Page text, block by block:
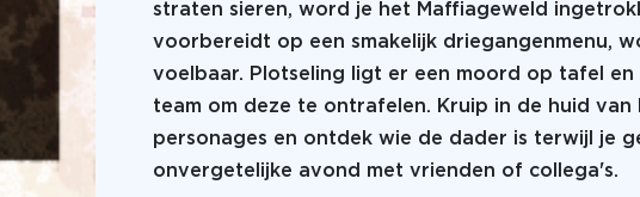
straten sieren, word je het Maffiageweld
voorbereidt op een smakelijk driegangenmenu,
voelbaar. Plotseling ligt er een moord op tafel en
team om deze te ontrafelen. Kruip in de huid van
personages en ontdek wie de dader is terwijl je
onvergetelijke avond met vrienden of collega's.